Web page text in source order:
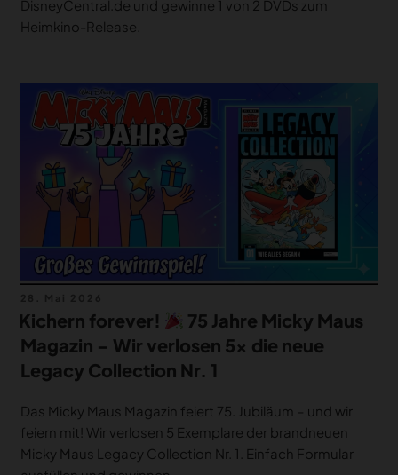
DisneyCentral.de und gewinne 1 von 2 DVDs zum
Heimkino-Release.
am
Kichern forever!
75 Jahre Micky Maus
Magazin – Wir verlosen 5x die neue
Legacy Collection Nr. 1
Das Micky Maus Magazin feiert 75. Jubiläum – und wir
feiern mit! Wir verlosen 5 Exemplare der brandneuen
Micky Maus Legacy Collection Nr. 1. Einfach Formular